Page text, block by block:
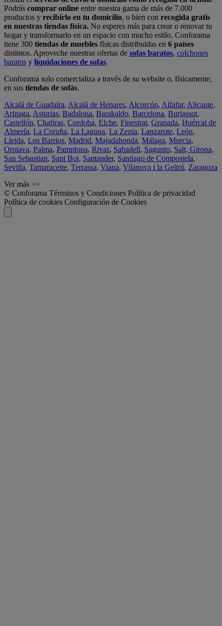
Podrás comprar online entre nuestra gama de más de 7.000
productos y recibirlo en tu domicilio, o bien con recogida gratis
en nuestras tiendas física. No esperes más para crear o renovar tu
hogar y transformarlo en un espacio con mucho estilo. Conforama
tiene 300 tiendas de muebles físicas distribuidas en 6 países
distintos. Aproveche nuestras ofertas de sofas baratos, colchones
baratos y liquidaciones de sofas.
Conforama solo comercializa a través de su website o, físicamente,
en sus tiendas de sofás.
Alcalá de Guadaíra, Alcalá de Henares, Alcorcón, Alfafar, Alicante,
Arinaga, Asturias, Badalona, Barakaldo, Barcelona, Burjassot,
Castellón, Chafiras, Cordoba, Elche, Finestrat, Granada, Huércal de
Almería, La Coruña, La Laguna, La Zenia, Lanzarote, León,
Lleida, Los Barrios, Madrid, Majadahonda, Málaga, Murcia,
Orotava, Palma, Pamplona, Rivas, Sabadell, Sagunto, Salt, Girona,
San Sebastian, Sant Boi, Santander, Santiago de Compostela,
Sevilla, Tamaraceite, Terrassa, Viana, Vilanova i la Geltrú, Zaragoza
Ver más >>
© Conforama Términos y Condiciones Política de privacidad
Política de cookies Configuración de Cookies